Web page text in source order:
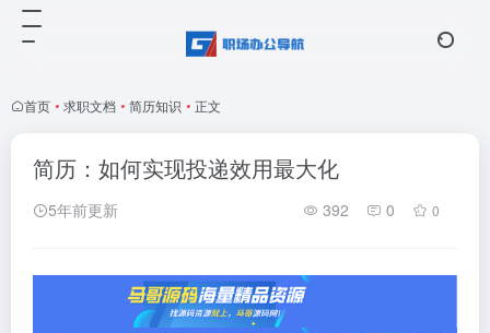
首页 • 求职文档 • 简历知识 • 正文
简历：如何实现投递效用最大化
5年前更新 392 0 0